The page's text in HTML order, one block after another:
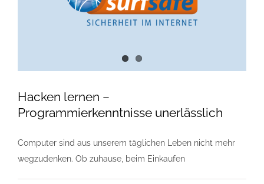
Hacken lernen –
Programmierkenntnisse unerlässlich
Computer sind aus unserem täglichen Leben nicht mehr
wegzudenken. Ob zuhause, beim Einkaufen